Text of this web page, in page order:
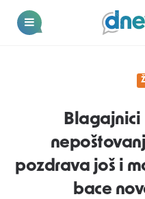
Dnevnik.in
pozdrava još i
bace